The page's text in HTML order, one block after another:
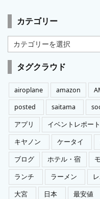
カテゴリー
カ
テ
ゴ
リ
ー
タグクラウド
airoplane amazon
posted
saitama
アプリ
イベントレポート
キヤノン
ケータイ
ブログ
ホテル・宿
ランチ
ラーメン
大宮
日本 最安値